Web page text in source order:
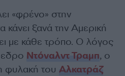
«φρένο» στην
κάνει ξανά την Αμερική
με κάθε τρόπο. Ο λόγος
Ντόναλντ Τραμπ, ο
φυλακή του Αλκατράζ